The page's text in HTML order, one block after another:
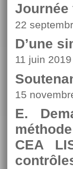
Journée
22
D’une
11 juin 2019
15
E.
CEA